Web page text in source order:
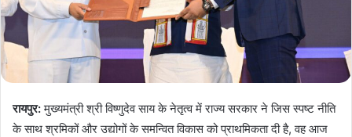
रायपुर:मुख्यमंत्री श्री विष्णुदेव साय के नेतृत्व में राज्य सरकार ने जिस स्पष्ट नीति
के साथ श्रमिकों और उद्योगों के समन्वित विकास को प्राथमिकता दी है, वह आज